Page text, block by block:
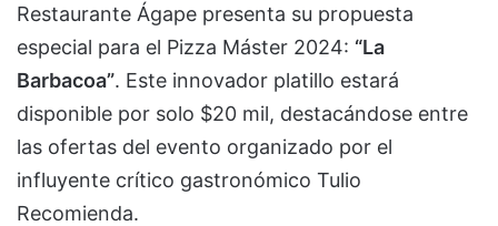
Restaurante Ágape presenta su propuesta
especial para el Pizza Máster 2024: “La
Barbacoa”. Este innovador platillo estará
disponible por solo $20 mil, destacándose entre
las ofertas del evento organizado por el
influyente crítico gastronómico Tulio
Recomienda.